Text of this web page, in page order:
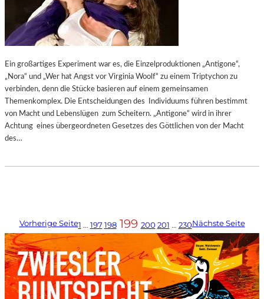
Ein großartiges Experiment war es, die Einzelproduktionen „Antigone“,
„Nora“ und „Wer hat Angst vor Virginia Woolf“ zu einem Triptychon zu
verbinden, denn die Stücke basieren auf einem gemeinsamen
Themenkomplex. Die Entscheidungen des Individuums führen bestimmt
von Macht und Lebenslügen zum Scheitern. „Antigone“ wird in ihrer
Achtung eines übergeordneten Gesetzes des Göttlichen von der Macht
des…
Vorherige Seite1 … 197 198 199 200 201 … 230Nächste Seite